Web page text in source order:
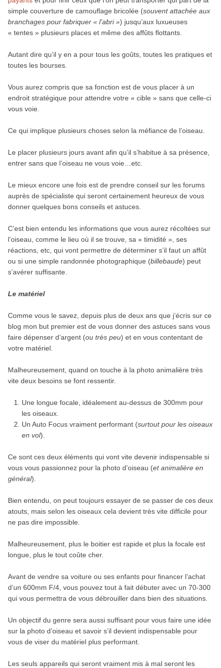
simple couverture de camouflage bricolée (souvent attachée aux
branchages pour fabriquer « l’abri ») jusqu’aux luxueuses
« tentes » plusieurs places et même des affûts flottants.
Autant dire qu’il y en a pour tous les goûts, toutes les pratiques et
toutes les bourses.
Vous aurez compris que sa fonction est de vous placer à un
endroit stratégique pour attendre votre « cible » sans que celle-ci
vous voie.
Ce qui implique plusieurs choses selon la méfiance de l’oiseau.
Le placer plusieurs jours avant afin qu’il s’habitue à sa présence,
entrer sans que l’oiseau ne vous voie…etc.
Le mieux encore une fois est de prendre conseil sur les forums
auprès de spécialiste qui seront certainement heureux de vous
donner quelques bons conseils et astuces.
C’est bien entendu les informations que vous aurez récoltées sur
l’oiseau, comme le lieu où il se trouve, sa « timidité », ses
réactions, etc, qui vont permettre de déterminer s’il faut un affût
ou si une simple randonnée photographique (billebaude) peut
s’avérer suffisante.
Le matériel
Comme vous le savez, depuis plus de deux ans que j’écris sur ce
blog mon but premier est de vous donner des astuces sans vous
faire dépenser d’argent (ou très peu) et en vous contentant de
votre matériel.
Malheureusement, quand on touche à la photo animalière très
vite deux besoins se font ressentir.
Une longue focale, idéalement au-dessus de 300mm pour
les oiseaux.
Un Auto Focus vraiment performant (surtout pour les oiseaux
en vol).
Ce sont ces deux éléments qui vont vite devenir indispensable si
vous vous passionnez pour la photo d’oiseau (et animalière en
général).
Bien entendu, on peut toujours essayer de se passer de ces deux
atouts, mais selon les oiseaux cela devient très vite difficile pour
ne pas dire impossible.
Malheureusement, plus le boitier est rapide et plus la focale est
longue, plus le tout coûte cher.
Avant de vendre sa voiture ou ses enfants pour financer l’achat
d’un 600mm F/4, vous pouvez tout à fait débuter avec un 70-300
qui vous permettra de vous débrouiller dans bien des situations.
Un objectif du genre sera aussi suffisant pour vous faire une idée
sur la photo d’oiseau et savoir s’il devient indispensable pour
vous de viser du matériel plus performant.
Les seuls appareils qui seront vraiment mis à mal seront les